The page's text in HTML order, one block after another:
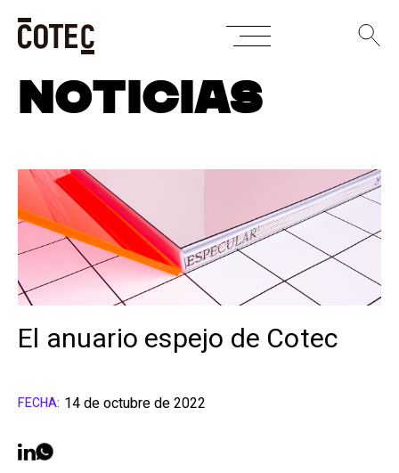
Skip
contentNOTICIAS
El anuario espejo de Cotec
FECHA: 14 de octubre de 2022